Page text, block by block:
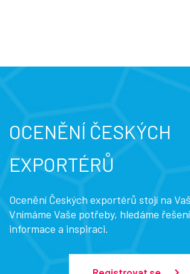
OCENĚNÍ ČESKÝCH
EXPORTÉRŮ
Ocenění Českých exportérů stojí na
Vnímáme Vaše potřeby, hledáme
informace a inspiraci.